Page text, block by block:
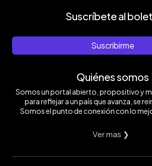
Suscríbete al
Suscribirme
Quiénes somos
Somos un portal abierto, propositivo y
para reflejar a un país que avanza, se
Somos el punto de conexión con lo
Ver mas ❯